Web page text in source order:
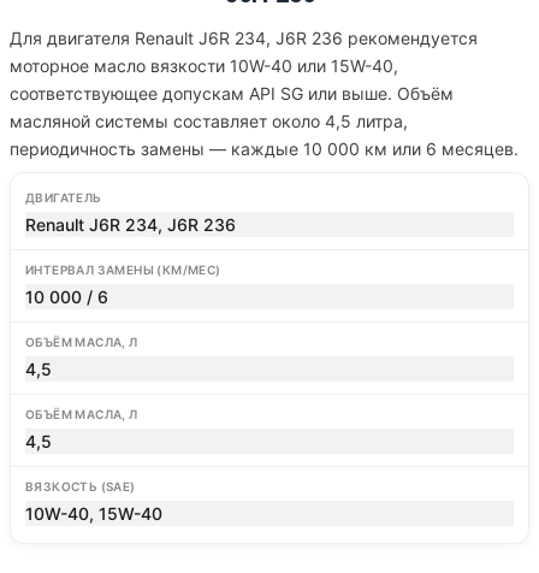
Для двигателя Renault J6R 234, J6R 236 рекомендуется
моторное масло вязкости 10W-40 или 15W-40,
соответствующее допускам API SG или выше. Объём
масляной системы составляет около 4,5 литра,
периодичность замены — каждые 10 000 км или 6 месяцев.
ДВИГАТЕЛЬ
Renault J6R 234, J6R 236
ИНТЕРВАЛ ЗАМЕНЫ (КМ/МЕС)
10 000 / 6
ОБЪЁМ МАСЛА, Л
4,5
ОБЪЁМ МАСЛА, Л
4,5
ВЯЗКОСТЬ (SAE)
10W-40, 15W-40